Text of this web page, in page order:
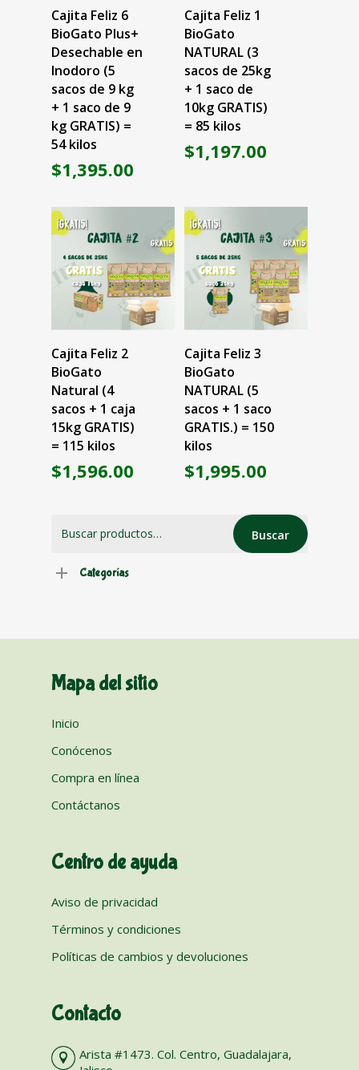
Añadir Al Carrito
Cajita Feliz 6
BioGato Plus+
Desechable en
Inodoro (5
sacos de 9 kg
+ 1 saco de 9
kg GRATIS) =
54 kilos
$1,395.00
Añadir Al Carrito
Cajita Feliz 1
BioGato
NATURAL (3
sacos de 25kg
+ 1 saco de
10kg GRATIS)
= 85 kilos
$1,197.00
Añadir Al Carrito
Cajita Feliz 2
BioGato
Natural (4
sacos + 1 caja
15kg GRATIS)
= 115 kilos
$1,596.00
Añadir Al Carrito
Cajita Feliz 3
BioGato
NATURAL (5
sacos + 1 saco
GRATIS.) = 150
kilos
$1,995.00
Buscar
Categorías
Mapa del sitio
Inicio
Conócenos
Compra en línea
Contáctanos
Centro de ayuda
Aviso de privacidad
Términos y condiciones
Políticas de cambios y devoluciones
Contacto
Arista #1473. Col. Centro, Guadalajara,
Inicio
Conócenos
Contáctanos